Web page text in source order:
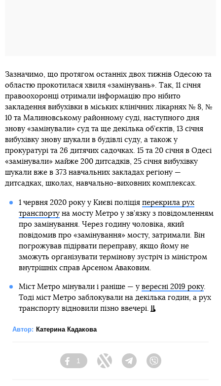
Зазначимо, що протягом останніх двох тижнів Одесою та
областю прокотилася хвиля «замінувань». Так, 11 січня
правоохоронці отримали інформацію про нібито
закладення вибухівки в міських клінічних лікарнях № 8, №
10 та Малиновському районному суді, наступного дня
знову «замінували» суд та ще декілька об’єктів, 13 січня
вибухівку знову шукали в будівлі суду, а також у
прокуратурі та 26 дитячих садочках. 15 та 20 січня в Одесі
«замінували» майже 200 дитсадків, 25 січня вибухівку
шукали вже в 373 навчальних закладах регіону —
дитсадках, школах, навчально-виховних комплексах.
1 червня 2020 року у Києві поліція перекрила рух
транспортуна мосту Метро у зв’язку з повідомленням
про замінування. Через годину чоловіка, який
повідомив про «замінування» мосту, затримали. Він
погрожував підірвати переправу, якщо йому не
зможуть організувати термінову зустріч із міністром
внутрішніх справ Арсеном Аваковим.
Міст Метро мінували і раніше — у вересні 2019 року.
Тоді міст Метро заблокували на декілька годин, а рух
транспорту відновили пізно ввечері.
Автор: Катерина Кадакова
Facebook
1
Twitter Telegram